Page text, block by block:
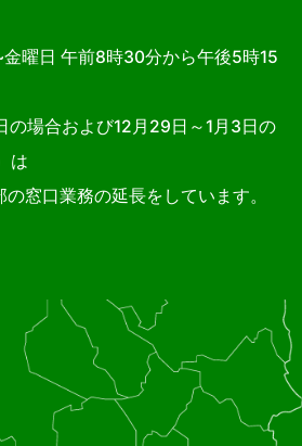
曜日 午前8時30分から午後5時15
の場合および12月29日～1月3日の
は
窓口業務の延長をしています。